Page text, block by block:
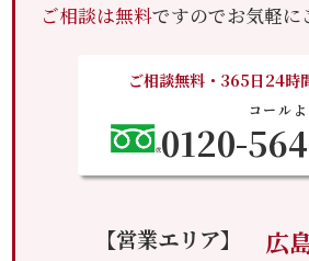
ご相談は無料ですのでお気軽に
ご相談無料・365日24時
0120-564
コールよ
【営業エリア】 広